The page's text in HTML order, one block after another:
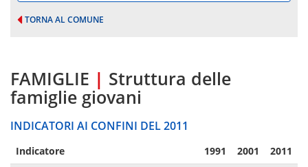
TORNA AL COMUNE
FAMIGLIE | Struttura delle
famiglie giovani
INDICATORI AI CONFINI DEL 2011
Indicatore 1991 2001 2011